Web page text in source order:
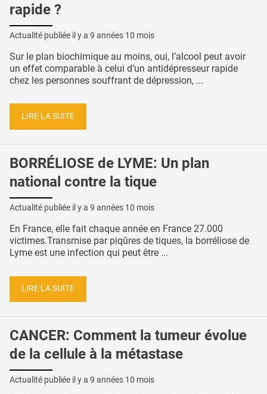
rapide ?
Actualité publiée il y a 9 années 10 mois
Sur le plan biochimique au moins, oui, l’alcool peut avoir
un effet comparable à celui d’un antidépresseur rapide
chez les personnes souffrant de dépression, ...
LIRE LA SUITE
BORRÉLIOSE de LYME: Un plan
national contre la tique
Actualité publiée il y a 9 années 10 mois
En France, elle fait chaque année en France 27.000
victimes.Transmise par piqûres de tiques, la borréliose de
Lyme est une infection qui peut être ...
LIRE LA SUITE
CANCER: Comment la tumeur évolue
de la cellule à la métastase
Actualité publiée il y a 9 années 10 mois